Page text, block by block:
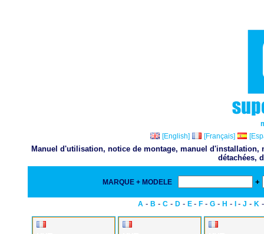
[English]
[Français]
Manuel d'utilisation, notice de montage, manuel
détachées,
MARQUE + MODELE +
A - B - C - D - E - F - G - H - - J - K